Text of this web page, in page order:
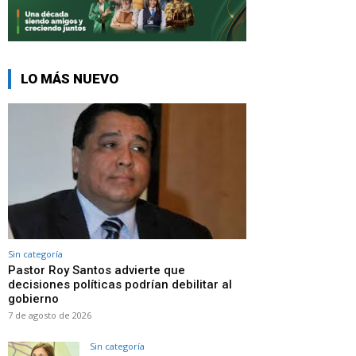
LO MÁS NUEVO
Sin categoría
Pastor Roy Santos advierte que
decisiones políticas podrían debilitar al
gobierno
7 de agosto de 2026
Sin categoría